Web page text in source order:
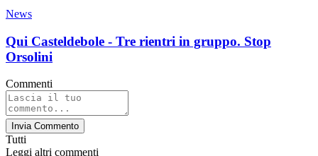
News
Qui Casteldebole - Tre rientri in gruppo. Stop
Orsolini
Commenti
Invia Commento
Tutti
Leggi altri commenti